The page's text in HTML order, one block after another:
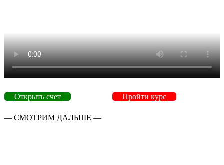
Открыть счет Пройти курс
— СМОТРИМ ДАЛЬШЕ —